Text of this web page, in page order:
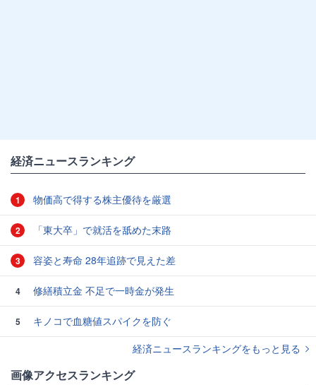
経済ニュースランキング
1 物価高で得する株主優待を厳選
2 「東大卒」で就活を舐めた末路
3 容姿と寿命 28年追跡で見えた差
4 修繕積立金 不足で一時金が発生
5
キノコで血糖値スパイクを防ぐ
経済ニュースランキングをもっと見る
画像アクセスランキング